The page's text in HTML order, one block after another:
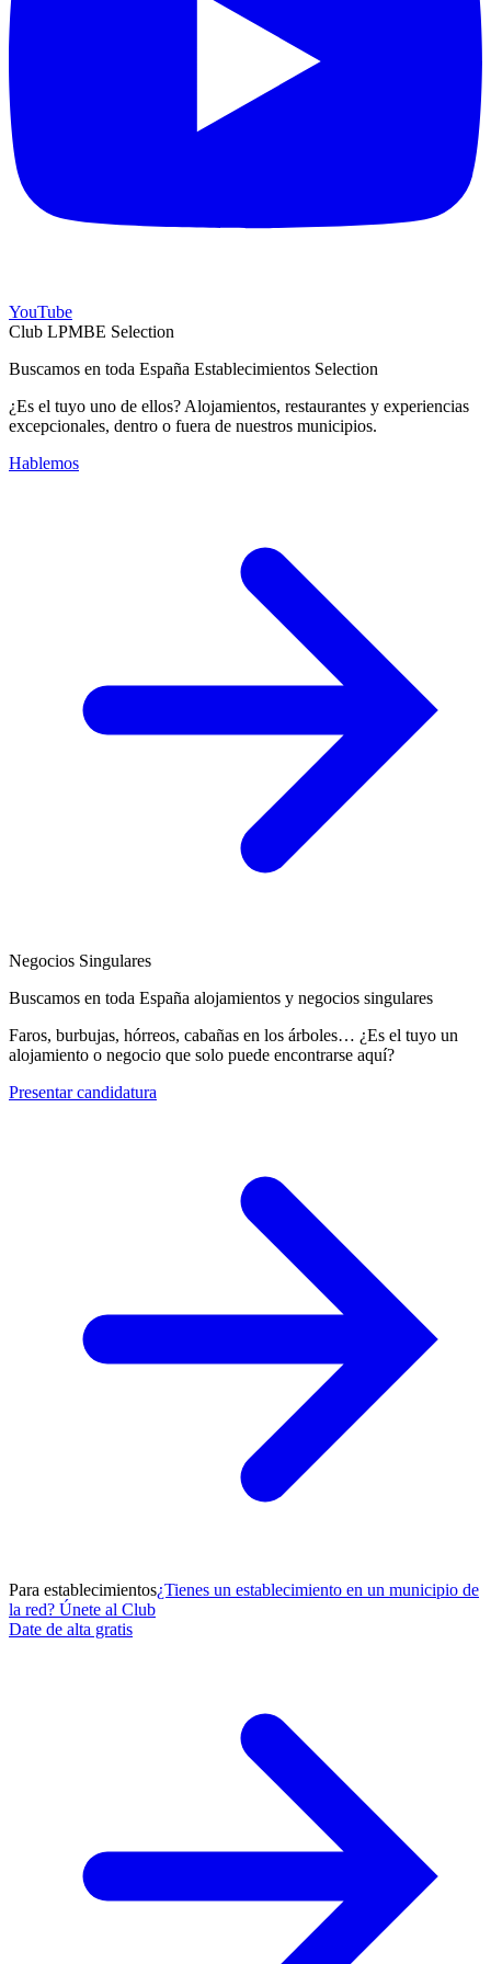
YouTube
Club LPMBE Selection
Buscamos en toda España Establecimientos Selection
¿Es el tuyo uno de ellos? Alojamientos, restaurantes y experiencias
excepcionales, dentro o fuera de nuestros municipios.
Hablemos
Negocios Singulares
Buscamos en toda España alojamientos y negocios singulares
Faros, burbujas, hórreos, cabañas en los árboles… ¿Es el tuyo un
alojamiento o negocio que solo puede encontrarse aquí?
Presentar candidatura
Para establecimientos¿Tienes un establecimiento en un municipio de
la red? Únete al Club
Date de alta gratis